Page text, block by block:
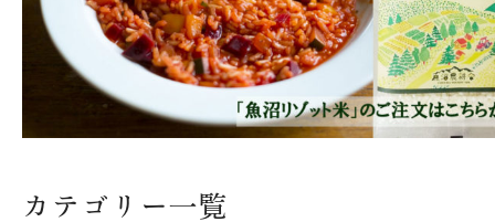
カテゴリー一覧